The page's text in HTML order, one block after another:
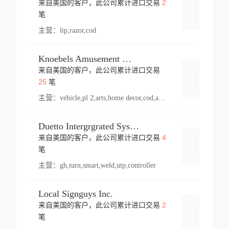
来自美国的客户，此公司累计进口交易 2
笔
主营： lip,razor,cod
Knoebels Amusement Resort
来自美国的客户，此公司累计进口交易
25笔
主营： vehicle,pl 2,arts,home decor,cod,amusement ride,sea
Duetto Intergrgrated Systems Inc.
来自美国的客户，此公司累计进口交易 4
笔
主营： gh,turn,smart,weld,utp,controller
Local Signguys Inc.
来自美国的客户，此公司累计进口交易 2
笔